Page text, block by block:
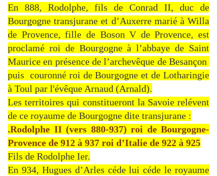
En 888, Rodolphe, fils de Conrad II, duc de
Bourgogne transjurane et d’Auxerre marié à Willa
de Provence, fille de Boson V de Provence, est
proclamé roi de Bourgogne à l’abbaye de Saint
Maurice en présence de l’archevêque de Besançon
puis couronné roi de Bourgogne et de Lotharingie
à Toul par l'évêque Arnaud (Arnald).
Les territoires qui constitueront la Savoie relévent
de ce royaume de Bourgogne dite transjurane :
.Rodolphe II (vers 880-937) roi de Bourgogne-
Provence de 912 à 937 roi d’Italie de 922 à 925
Fils de Rodolphe Ier.
En 934, Hugues d’Arles céde lui céde le royaume